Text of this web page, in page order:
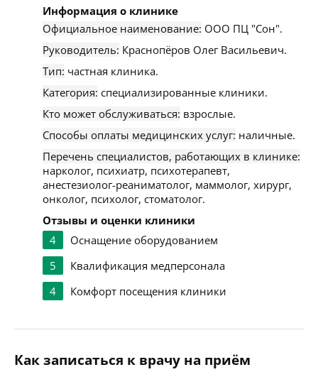
Информация о клинике
Официальное наименование: ООО ПЦ "Сон".
Руководитель: Краснопёров Олег Васильевич.
Тип: частная клиника.
Категория: специализированные клиники.
Кто может обслуживаться: взрослые.
Способы оплаты медицинских услуг: наличные.
Перечень специалистов, работающих в клинике:
нарколог, психиатр, психотерапевт,
анестезиолог-реаниматолог, маммолог, хирург,
онколог, психолог, стоматолог.
Отзывы и оценки клиники
4
Оснащение оборудованием
5
Квалификация медперсонала
4
Комфорт посещения клиники
Как записаться к врачу на приём